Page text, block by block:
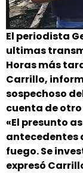
El periodista
ultimas
Horas más
Carrillo,
sospechoso
cuenta de
«El presunto
antecedentes
fuego. Se
expresó